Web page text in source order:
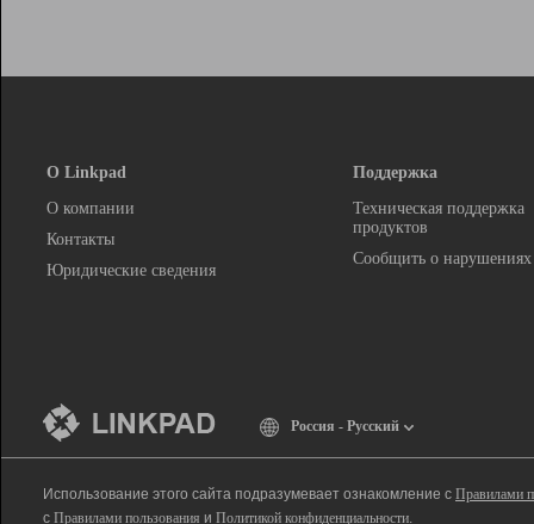
О Linkpad
О компании
Контакты
Юридические сведения
Поддержка
Техническая поддержка
продуктов
Сообщить о нарушениях
Россия - Русский
Использование этого сайта подразумевает ознакомление с Правилами
с Правилами пользования и Политикой конфиденциальности.